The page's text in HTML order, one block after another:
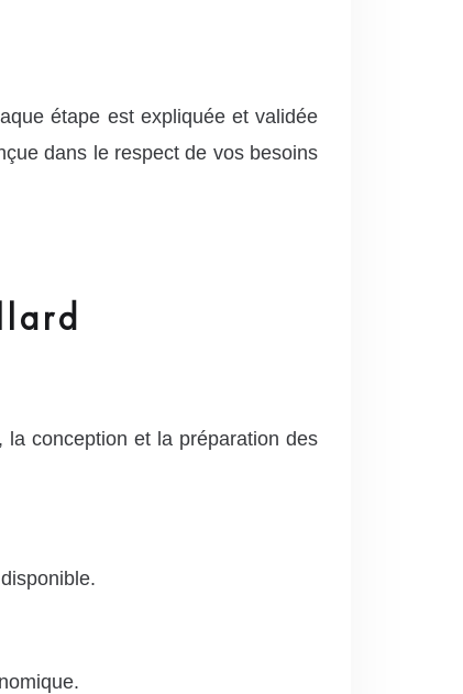
étape est expliquée et validée
dans le respect de vos besoins
la conception et la préparation des